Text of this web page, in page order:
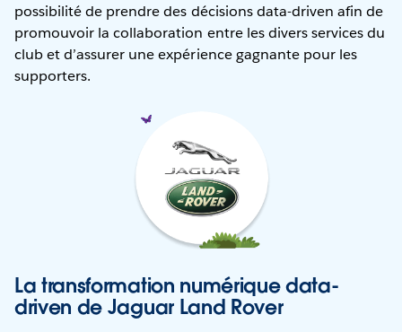
possibilité de prendre des décisions data-driven afin de
promouvoir la collaboration entre les divers services du
club et d’assurer une expérience gagnante pour les
supporters.
La transformation numérique data-
driven de Jaguar Land Rover